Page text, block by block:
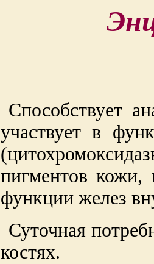
Способствует
участвует в
пигментов кожи,
функции желез
Суточная
костях.